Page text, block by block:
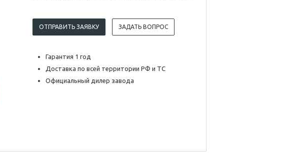
ОТПРАВИТЬ ЗАЯВКУ ЗАДАТЬ ВОПРОС
Гарантия 1 год
Доставка по всей территории РФ и ТС
Официальный дилер завода